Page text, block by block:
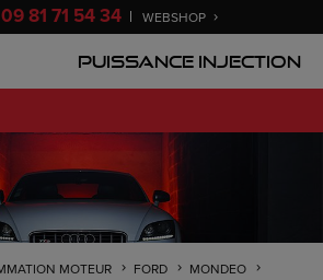
09 81 71 54 34 WEBSHOP
Puissance Injection
MOTEUR FORD
MONDEO